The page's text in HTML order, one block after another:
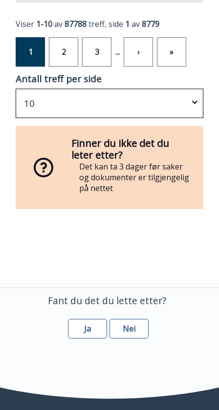
Viser 1-10av87788treff, side 1 av8779
1 2 3 ... › »
Antall treff per side
10
Finner du ikke det du
leter etter?
Det kan ta 3 dager før saker
og dokumenter er tilgjengelig
på nettet
Fant du det du lette etter?
Ja Nei